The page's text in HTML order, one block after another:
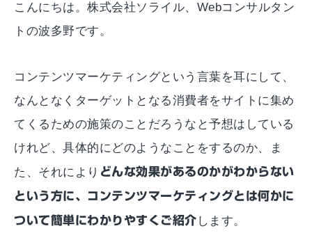
こんにちは。株式会社ソライル、Webコンサルタン
トの波多野です。
コンテンツマーケティングという言葉を耳にして、
なんとなくターゲットとなる消費者をサイトに集め
てくるための施策のことだろうなと予想はしている
けれど、具体的にどのようなことをするのか、ま
た、それにより どんな効果があるのかがわからない
という方に、コンテンツマーケティングとは何かに
ついて簡単にわかりやすくご紹介 します。